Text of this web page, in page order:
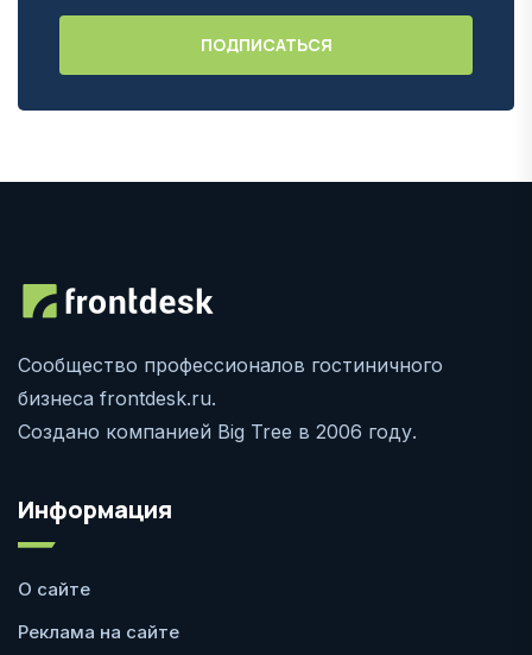
Сообщество профессионалов гостиничного
бизнеса frontdesk.ru.
Создано компанией Big Tree в 2006 году.
Информация
О сайте
Реклама на сайте